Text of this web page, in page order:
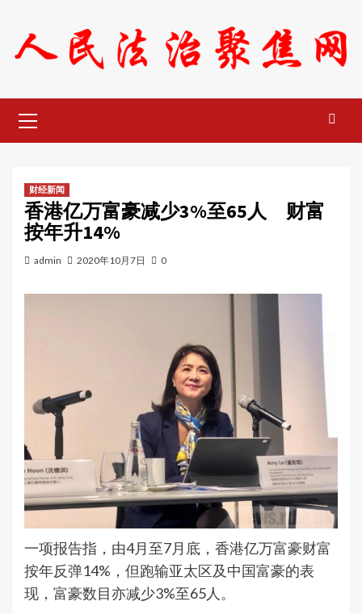
content
Menu
财经新闻
香港亿万富豪减少3%至65人 财富
按年升14%
admin 2020年10月7日 0
一项报告指，由4月至7月底，香港亿万富豪财富
按年反弹14%，但跑输亚太区及中国富豪的表
现，富豪数目亦减少3%至65人。